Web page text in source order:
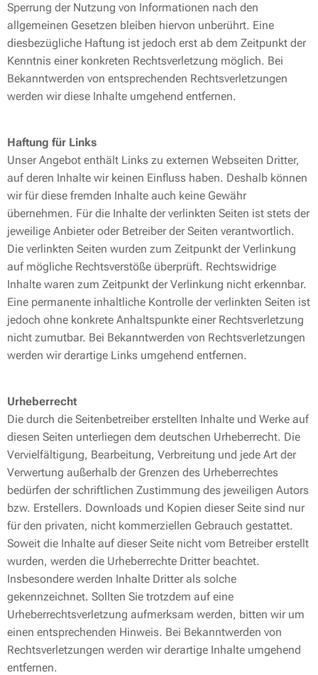
Sperrung der Nutzung von Informationen nach den
allgemeinen Gesetzen bleiben hiervon unberührt. Eine
diesbezügliche Haftung ist jedoch erst ab dem Zeitpunkt der
Kenntnis einer konkreten Rechtsverletzung möglich. Bei
Bekanntwerden von entsprechenden Rechtsverletzungen
werden wir diese Inhalte umgehend entfernen.
Haftung für Links
Unser Angebot enthält Links zu externen Webseiten Dritter,
auf deren Inhalte wir keinen Einfluss haben. Deshalb können
wir für diese fremden Inhalte auch keine Gewähr
übernehmen. Für die Inhalte der verlinkten Seiten ist stets der
jeweilige Anbieter oder Betreiber der Seiten verantwortlich.
Die verlinkten Seiten wurden zum Zeitpunkt der Verlinkung
auf mögliche Rechtsverstöße überprüft. Rechtswidrige
Inhalte waren zum Zeitpunkt der Verlinkung nicht erkennbar.
Eine permanente inhaltliche Kontrolle der verlinkten Seiten ist
jedoch ohne konkrete Anhaltspunkte einer Rechtsverletzung
nicht zumutbar. Bei Bekanntwerden von Rechtsverletzungen
werden wir derartige Links umgehend entfernen.
Urheberrecht
Die durch die Seitenbetreiber erstellten Inhalte und Werke auf
diesen Seiten unterliegen dem deutschen Urheberrecht. Die
Vervielfältigung, Bearbeitung, Verbreitung und jede Art der
Verwertung außerhalb der Grenzen des Urheberrechtes
bedürfen der schriftlichen Zustimmung des jeweiligen Autors
bzw. Erstellers. Downloads und Kopien dieser Seite sind nur
für den privaten, nicht kommerziellen Gebrauch gestattet.
Soweit die Inhalte auf dieser Seite nicht vom Betreiber erstellt
wurden, werden die Urheberrechte Dritter beachtet.
Insbesondere werden Inhalte Dritter als solche
gekennzeichnet. Sollten Sie trotzdem auf eine
Urheberrechtsverletzung aufmerksam werden, bitten wir um
einen entsprechenden Hinweis. Bei Bekanntwerden von
Rechtsverletzungen werden wir derartige Inhalte umgehend
entfernen.